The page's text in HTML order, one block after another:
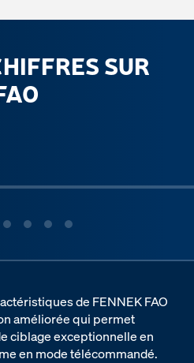
SUR
de FENNEK FAO
améliorée qui permet
ciblage exceptionnelle en
en mode télécommandé.